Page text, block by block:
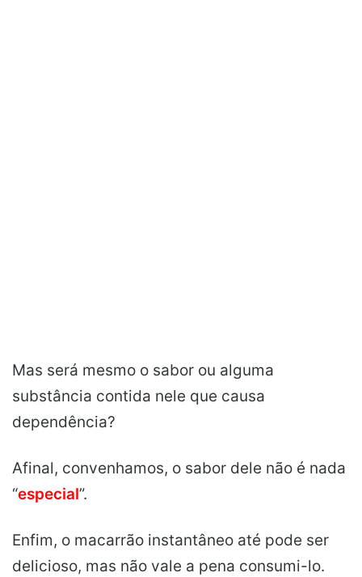
Mas será mesmo o sabor ou alguma
substância contida nele que causa
dependência?
Afinal, convenhamos, o sabor dele não é nada
“especial”.
Enfim, o macarrão instantâneo até pode ser
delicioso, mas não vale a pena consumi-lo.